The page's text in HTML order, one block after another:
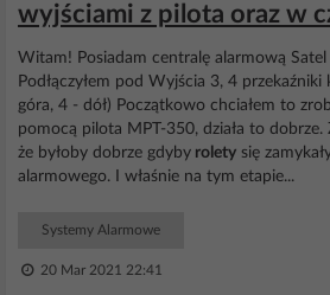
wyjściami z pilota oraz w
Witam! Posiadam centralę alarmową Satel
Podłączyłem pod Wyjścia 3, 4 przekaźniki
góra, 4 - dół) Początkowo chciałem to
pomocą pilota MPT-350, działa to dobrze.
że byłoby dobrze gdyby rolety się
alarmowego. I właśnie na tym etapie...
Systemy Alarmowe
20 Mar 2021 22:41